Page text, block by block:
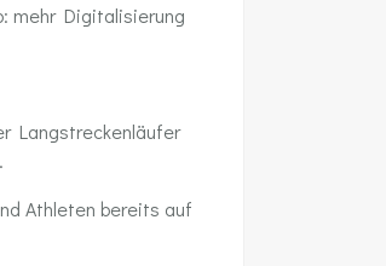
mehr Digitalisierung
Langstreckenläufer
Athleten bereits auf